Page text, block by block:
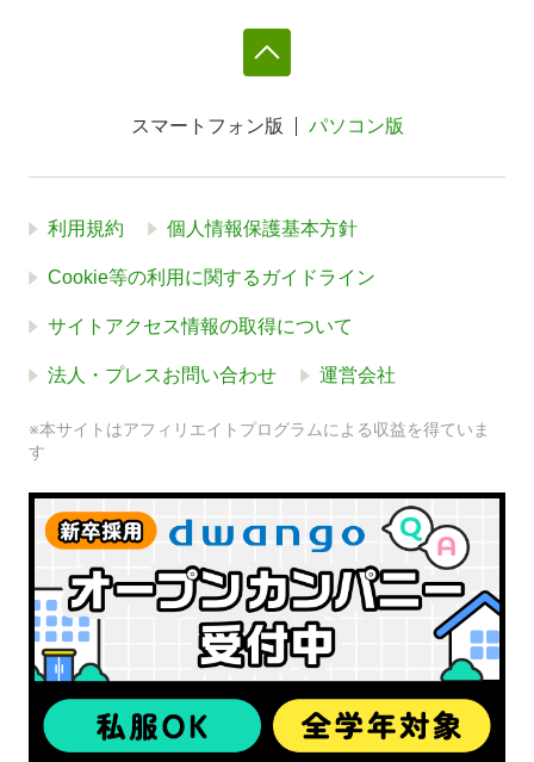
スマートフォン版 パソコン版
利用規約 個人情報保護基本方針
Cookie等の利用に関するガイドライン
サイトアクセス情報の取得について
法人・プレスお問い合わせ 運営会社
※本サイトはアフィリエイトプログラムによる収益を得ていま
す